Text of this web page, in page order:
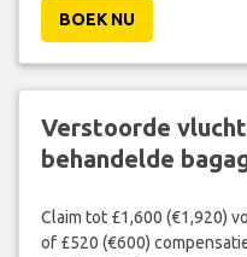
BOEK NU
Verstoorde
behandelde
Claim tot £1,600 (€1,920)
of £520 (€600)